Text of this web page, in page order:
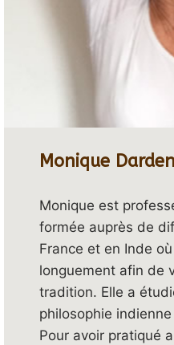
Monique
Monique est
formée auprès de
France et en Inde
longuement afin de
tradition. Elle a
philosophie
Pour avoir pratiqué